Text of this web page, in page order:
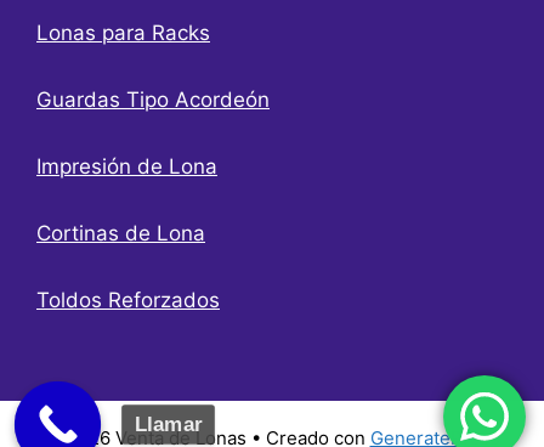
Lonas para Racks
Guardas Tipo Acordeón
Impresión de Lona
Cortinas de Lona
Toldos Reforzados
© 2026 Venta de Lonas • Creado con GeneratePress
Llamar